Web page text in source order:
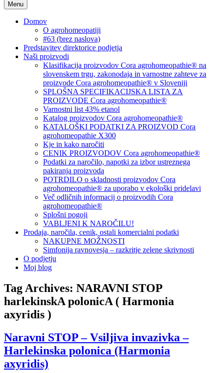
Menu
Domov
O agrohomeopatiji
#63 (brez naslova)
Predstavitev direktorice podjetja
Naši proizvodi
Klasifikacija proizvodov Cora agrohomeopathie® na
slovenskem trgu, zakonodaja in varnostne zahteve za
proizvode Cora agrohomeopathie® v Sloveniji
SPLOŠNA SPECIFIKACIJSKA LISTA ZA
PROIZVODE Cora agrohomeopathie®
Varnostni list 43% etanol
Katalog proizvodov Cora agrohomeopathie®
KATALOŠKI PODATKI ZA PROIZVOD Cora
agrohomeopathie X300
Kje in kako naročiti
CENIK PROIZVODOV Cora agrohomeopathie®
Podatki za naročilo, napotki za izbor ustreznega
pakiranja proizvoda
POTRDILO o skladnosti proizvodov Cora
agrohomeopathie® za uporabo v ekološki pridelavi
Več odličnih informacij o proizvodih Cora
agrohomeopathie®
Splošni pogoji
VABLJENI K NAROČILU!
Prodaja, naročila, cenik, ostali komercialni podatki
NAKUPNE MOŽNOSTI
Simfonija ravnovesja – razkritje zelene skrivnosti
O podjetju
Moj blog
Tag Archives: NARAVNI STOP
harlekinskA polonicA ( Harmonia
axyridis )
Naravni STOP – Vsiljiva invazivka –
Harlekinska polonica (Harmonia
axyridis)